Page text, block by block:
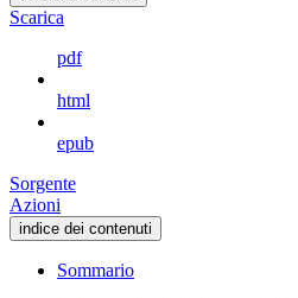
Scarica
pdf
html
epub
Sorgente
Azioni
indice dei contenuti
Sommario